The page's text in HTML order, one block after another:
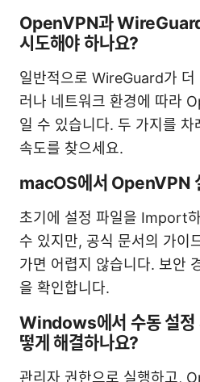
OpenVPN과 WireGuard
시도해야 하나요?
일반적으로 WireGuard가 더
러나 네트워크 환경에 따라
일 수 있습니다. 두 가지를 차
속도를 찾으세요.
macOS에서 OpenVPN
초기에 설정 파일을 Import
수 있지만, 공식 문서의 가이
가면 어렵지 않습니다. 보안
을 확인합니다.
Windows에서 수동 설정
떻게 해결하나요?
관리자 권한으로 실행하고,